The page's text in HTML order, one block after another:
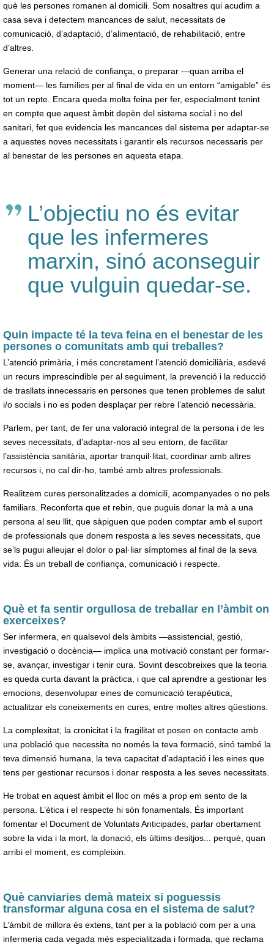
què les persones romanen al domicili. Som nosaltres qui acudim a
casa seva i detectem mancances de salut, necessitats de
comunicació, d’adaptació, d’alimentació, de rehabilitació, entre
d’altres.
Generar una relació de confiança, o preparar —quan arriba el
moment— les famílies per al final de vida en un entorn “amigable” és
tot un repte. Encara queda molta feina per fer, especialment tenint
en compte que aquest àmbit depèn del sistema social i no del
sanitari, fet que evidencia les mancances del sistema per adaptar-se
a aquestes noves necessitats i garantir els recursos necessaris per
al benestar de les persones en aquesta etapa.
L’objectiu no és evitar
que les infermeres
marxin, sinó aconseguir
que vulguin quedar-se.
Quin impacte té la teva feina en el benestar de les
persones o comunitats amb qui treballes?
L’atenció primària, i més concretament l’atenció domiciliària, esdevé
un recurs imprescindible per al seguiment, la prevenció i la reducció
de trasllats innecessaris en persones que tenen problemes de salut
i/o socials i no es poden desplaçar per rebre l’atenció necessària.
Parlem, per tant, de fer una valoració integral de la persona i de les
seves necessitats, d’adaptar-nos al seu entorn, de facilitar
l’assistència sanitària, aportar tranquil·litat, coordinar amb altres
recursos i, no cal dir-ho, també amb altres professionals.
Realitzem cures personalitzades a domicili, acompanyades o no pels
familiars. Reconforta que et rebin, que puguis donar la mà a una
persona al seu llit, que sàpiguen que poden comptar amb el suport
de professionals que donem resposta a les seves necessitats, que
se’ls pugui alleujar el dolor o pal·liar símptomes al final de la seva
vida. És un treball de confiança, comunicació i respecte.
Què et fa sentir orgullosa de treballar en l’àmbit on
exerceixes?
Ser infermera, en qualsevol dels àmbits —assistencial, gestió,
investigació o docència— implica una motivació constant per formar-
se, avançar, investigar i tenir cura. Sovint descobreixes que la teoria
es queda curta davant la pràctica, i que cal aprendre a gestionar les
emocions, desenvolupar eines de comunicació terapèutica,
actualitzar els coneixements en cures, entre moltes altres qüestions.
La complexitat, la cronicitat i la fragilitat et posen en contacte amb
una població que necessita no només la teva formació, sinó també la
teva dimensió humana, la teva capacitat d’adaptació i les eines que
tens per gestionar recursos i donar resposta a les seves necessitats.
He trobat en aquest àmbit el lloc on més a prop em sento de la
persona. L’ètica i el respecte hi són fonamentals. És important
fomentar el Document de Voluntats Anticipades, parlar obertament
sobre la vida i la mort, la donació, els últims desitjos... perquè, quan
arribi el moment, es compleixin.
Què canviaries demà mateix si poguessis
transformar alguna cosa en el sistema de salut?
L’àmbit de millora és extens, tant per a la població com per a una
infermeria cada vegada més especialitzada i formada, que reclama